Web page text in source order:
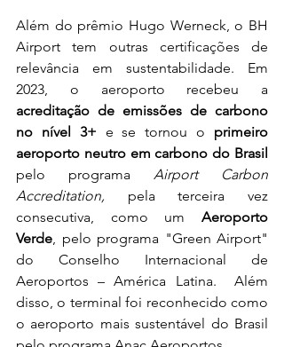
Além do prêmio Hugo Werneck, o BH
Airport tem outras certificações de
relevância em sustentabilidade. Em
acreditação de emissões de carbono
no nível 3+ e se tornou o primeiro
aeroporto neutro em carbono do Brasil
pelo programa Airport Carbon
Accreditation, pela terceira vez
consecutiva, como um Aeroporto
Verde, pelo programa "Green Airport"
do Conselho Internacional de
Aeroportos – América Latina.  Além
disso, o terminal foi reconhecido como
o aeroporto mais sustentável do Brasil